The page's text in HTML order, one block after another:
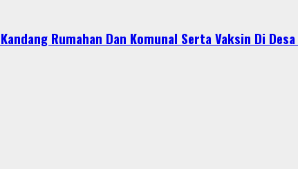
Rumahan Dan Komunal Serta Vaksin Di